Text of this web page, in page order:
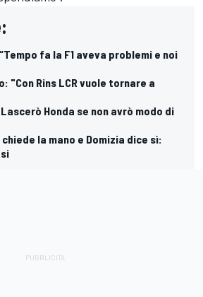
fa la F1 aveva problemi e noi
"Con Rins LCR vuole tornare a
Honda se non avrò modo di
chiede la mano e Domizia dice sì: